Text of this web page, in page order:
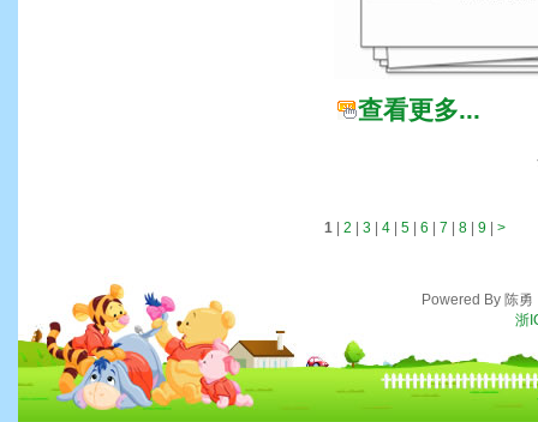
查看更多...
1 |2 |3 |4 |5 |6 |7 |8 |9 |>
Powered By 陈
浙